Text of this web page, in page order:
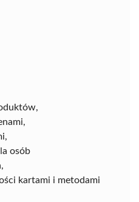
osób
kartami i metodami